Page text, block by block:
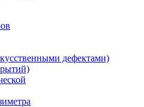
дефектами)